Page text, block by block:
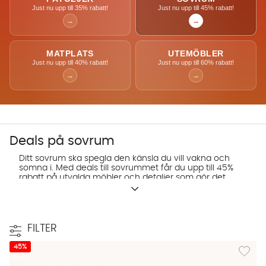
Just nu upp till 35% rabatt!
→
Just nu upp till 45% rabatt!
→
MATPLATS
Just nu upp till 40% rabatt!
→
UTEMÖBLER
Just nu upp till 60% rabatt!
→
Deals på sovrum
Ditt sovrum ska spegla den känsla du vill vakna och
somna i. Med deals till sovrummet får du upp till 45%
rabatt på utvalda möbler och detaljer som gör det
enkelt att förnya helheten. Det kan vara en ny möbel,
FILTER
Lägg
45%